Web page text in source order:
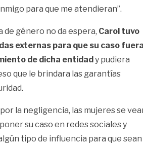
para que me atendieran”.
de género no da espera, Carol tuvo
externas para que su caso
de dicha entidady pudiera
que le brindara las garantías
la negligencia, las mujeres se
su caso en redes sociales y
tipo de influencia para que sean